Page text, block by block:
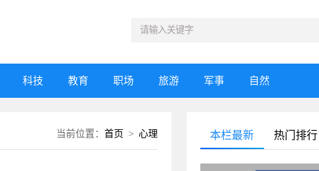
科技 教育 职场 旅游 军事 自然
当前位置： 首页 > 心理 本栏最新 热门排行